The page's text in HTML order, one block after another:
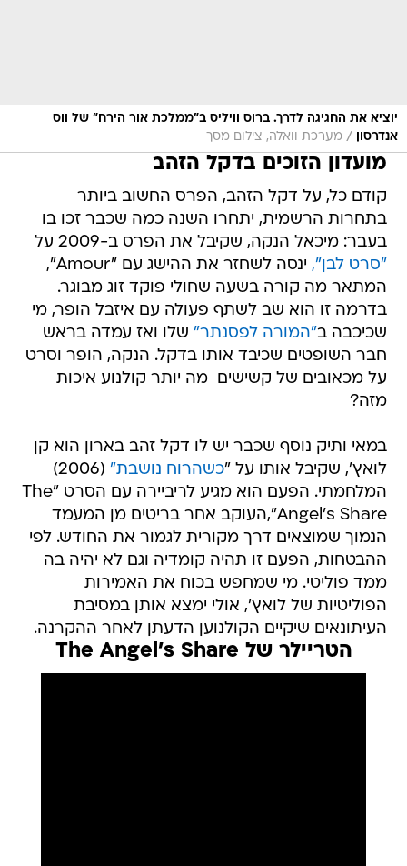
יוציא את החגיגה לדרך. ברוס וויליס ב"ממלכת אור הירח" של ווס
אנדרסון
/ מערכת וואלה, צילום מסך
מועדון הזוכים בדקל הזהב
קודם כל, על דקל הזהב, הפרס החשוב ביותר
בתחרות הרשמית, יתחרו השנה כמה שכבר זכו בו
בעבר: מיכאל הנקה, שקיבל את הפרס ב-2009 על
"סרט לבן",
ינסה לשחזר את ההישג עם "Amour",
המתאר מה קורה בשעה שחולי פוקד זוג מבוגר.
בדרמה זו הוא שב לשתף פעולה עם איזבל הופר, מי
שכיכבה ב"המורה לפסנתר" שלו ואז עמדה בראש
חבר השופטים שכיבד אותו בדקל. הנקה, הופר וסרט
על מכאובים של קשישים  מה יותר קולנוע איכות
מזה?
במאי ותיק נוסף שכבר יש לו דקל זהב בארון הוא קן
לואץ', שקיבל אותו על "כשהרוח נושבת"
(2006)
המלחמתי. הפעם הוא מגיע לריביירה עם הסרט "The
Angel's Share",העוקב אחר בריטים מן המעמד
הנמוך שמוצאים דרך מקורית לגמור את החודש. לפי
ההבטחות, הפעם זו תהיה קומדיה וגם לא יהיה בה
ממד פוליטי. מי שמחפש בכוח את האמירות
הפוליטיות של לואץ', אולי ימצא אותן במסיבת
העיתונאים שיקיים הקולנוען הדעתן לאחר ההקרנה.
הטריילר של The Angel's Share